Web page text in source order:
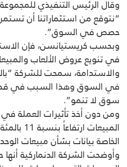
وقال الرئيس التنفيذي
“نتوقع من استثماراتنا أن
حصص في السوق”.
وبحسب كريستيانسن، فإن
في تنويع عروض الألعاب
والاستدامة، سمحت للشركة
في السوق وهذا السبب في
سوق لا تنمو”.
ومن دون أخذ تأثيرات العملة في
المبيعات
الخاصة بيانات بشأن مبيعات
وأوضحت الشركة الدنماركية